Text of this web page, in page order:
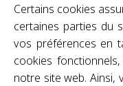
Certains cookies
certaines parties du
vos préférences en
cookies
notre site web. Ainsi,